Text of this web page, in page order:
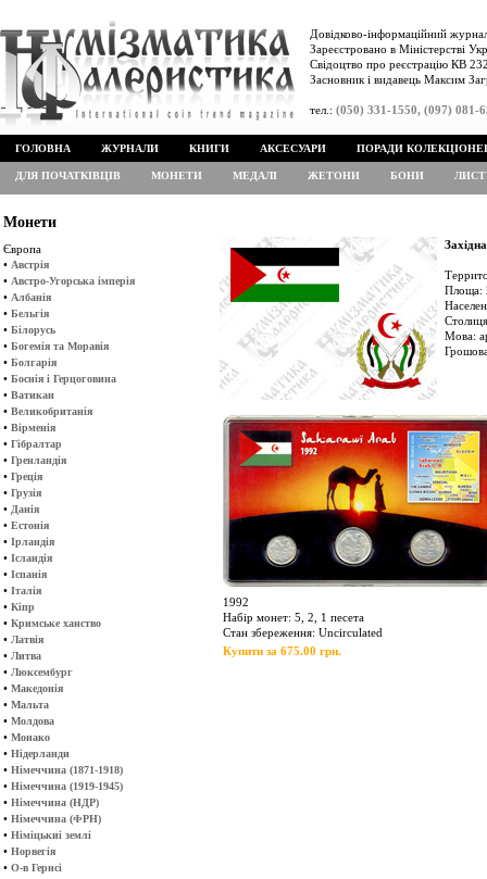
Довідково-інформаційний
Зареєстровано в Міністерстві
Свідоцтво про реєстрацію КВ
Засновник і видавець Максим
тел.: (050) 331-1550, (097) 081-
ГОЛОВНА ЖУРНАЛИ КНИГИ АКСЕСУАРИ ПОРАДИ
ДЛЯ ПОЧАТКІВЦІВ МОНЕТИ МЕДАЛІ ЖЕТОНИ БОНИ
Монети
Європа
• Австрія
• Австро-Угорська імперія
• Албанія
• Бельгія
• Білорусь
• Богемія та Моравія
• Болгарія
• Боснія і Герцоговина
• Ватикан
• Великобританія
• Вірменія
• Гібралтар
• Гренландія
• Греція
• Грузія
• Данія
• Естонія
• Ірландія
• Ісландія
• Іспанія
• Італія
• Кіпр
• Кримське ханство
• Латвія
• Литва
• Люксембург
• Македонія
• Мальта
• Молдова
• Монако
• Нідерланди
• Німеччина (1871-1918)
• Німеччина (1919-1945)
• Німеччина (НДР)
• Німеччина (ФРН)
• Німіцькиі землі
• Норвегія
• О-в Гернсі
Площа:
Мова:
1992
Набір монет: 5, 2, 1 песета
Стан збереження: Uncirculated
Купити за 675.00 грн.